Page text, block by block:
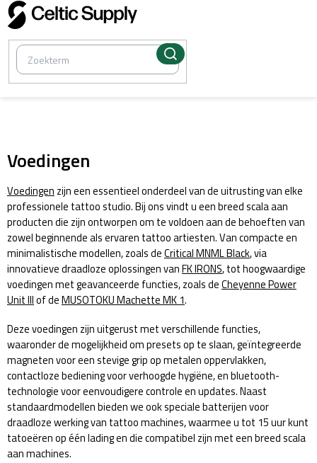
Overslaan
naar
inhoud
Voedingen
Voedingen zijn een essentieel onderdeel van de uitrusting van elke
professionele tattoo studio. Bij ons vindt u een breed scala aan
producten die zijn ontworpen om te voldoen aan de behoeften van
zowel beginnende als ervaren tattoo artiesten. Van compacte en
minimalistische modellen, zoals deCritical MNML Black, via
innovatieve draadloze oplossingen vanFK IRONS, tot hoogwaardige
voedingen met geavanceerde functies, zoals deCheyenne Power
Unit IIIof deMUSOTOKU Machette MK 1.
Deze voedingen zijn uitgerust met verschillende functies,
waaronder de mogelijkheid om presets op te slaan, geïntegreerde
magneten voor een stevige grip op metalen oppervlakken,
contactloze bediening voor verhoogde hygiëne, en bluetooth-
technologie voor eenvoudigere controle en updates. Naast
standaardmodellen bieden we ook speciale batterijen voor
draadloze werking van tattoo machines, waarmee u tot 15 uur kunt
tatoeëren op één lading en die compatibel zijn met een breed scala
aan machines.